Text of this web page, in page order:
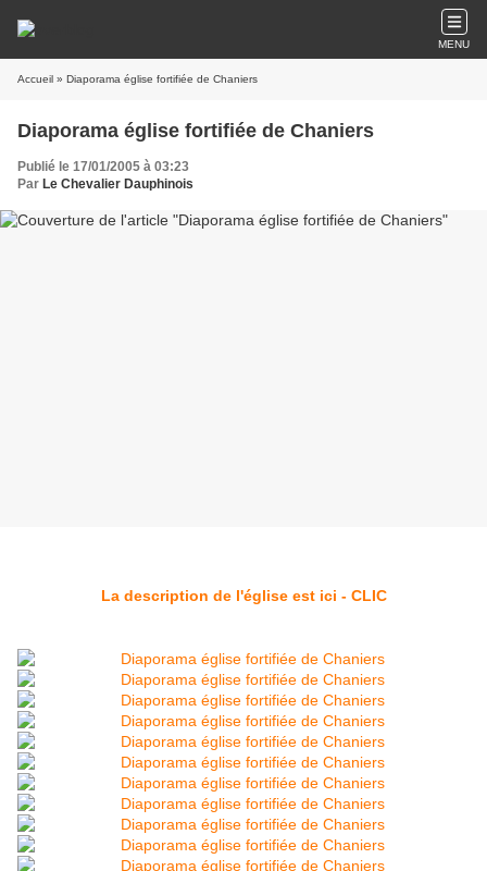
MENU
Accueil » Diaporama église fortifiée de Chaniers
Diaporama église fortifiée de Chaniers
Publié le 17/01/2005 à 03:23
Par Le Chevalier Dauphinois
La description de l'église est ici - CLIC